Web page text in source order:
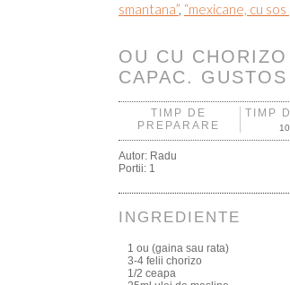
smantana”, “mexicane, cu sos
OU CU
CAPAC.
TIMP DE
PREPARARE
TIMP
Autor: Radu
Portii: 1
INGREDIENTE
1 ou (gaina sau rata)
3-4 felii chorizo
1/2 ceapa